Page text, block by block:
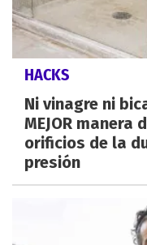
HACKS
Ni vinagre ni
MEJOR
orificios de la
presión